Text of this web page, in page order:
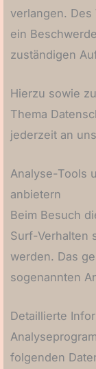
verlangen. Des
ein
zuständigen
Hierzu sowie
Thema
jederzeit an
Analyse-Tools
anbietern
Beim Besuch
Surf-Verhalten
werden. Das
sogenannten
Detaillierte
folgenden